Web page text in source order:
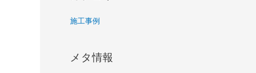
施工事例
メタ情報